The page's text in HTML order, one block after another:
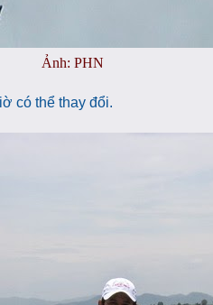
Ảnh: PHN
có thể thay đổi.